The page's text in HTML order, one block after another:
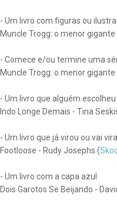
- Um livro com figuras ou
Muncle Trogg: o menor
- Comece e/ou termine uma
Muncle Trogg: o menor
- Um livro que alguém
Indo Longe Demais - Tina
- Um livro que já virou ou vai
Footloose - Rudy Josephs (
- Um livro com a capa azul
Dois Garotos Se Beijando -